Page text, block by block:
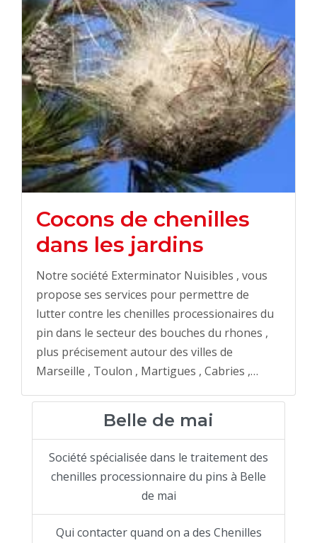
Cocons de chenilles
dans les jardins
Notre société Exterminator Nuisibles , vous
propose ses services pour permettre de
lutter contre les chenilles processionaires du
pin dans le secteur des bouches du rhones ,
plus précisement autour des villes de
Marseille , Toulon , Martigues , Cabries ,…
Belle de mai
Société spécialisée dans le traitement des
chenilles processionnaire du pins à Belle
de mai
Qui contacter quand on a des Chenilles